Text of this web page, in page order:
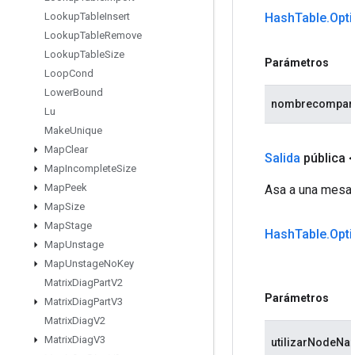
LookupTableInsert
LookupTableRemove
LookupTableSize
LoopCond
LowerBound
Lu
MakeUnique
MapClear
MapIncompleteSize
MapPeek
MapSize
MapStage
MapUnstage
MapUnstageNoKey
MatrixDiagPartV2
MatrixDiagPartV3
MatrixDiagV2
MatrixDiagV3
HashTable.
Parámetros
Salida pública
Asa a una
HashTable.
Parámetros